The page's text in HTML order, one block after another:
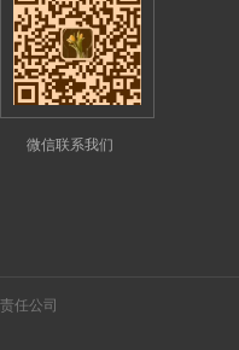
微信联系我们
任公司